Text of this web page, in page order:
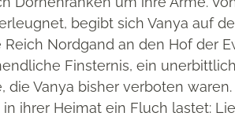
begibt sich Vanya auf
Nordgand an den Hof der
Finsternis, ein
die Vanya bisher verboten
ihrer Heimat ein Fluch lastet: